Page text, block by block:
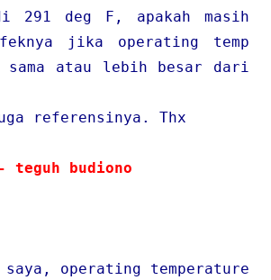
291 deg F, apakah masih
jika operating temp
sama atau lebih besar dari
referensinya. Thx
teguh budiono
saya, operating temperature